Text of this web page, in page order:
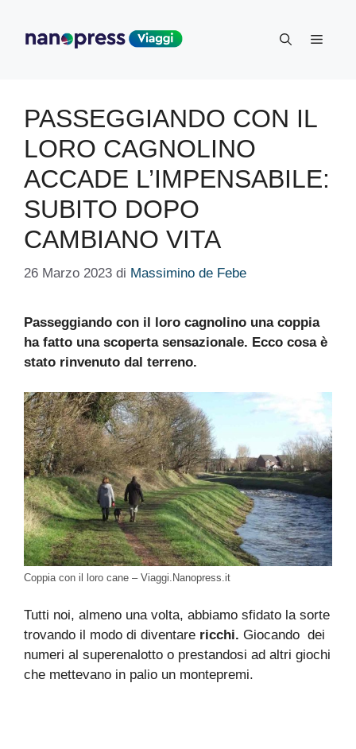
contenuto
Menu
PASSEGGIANDO CON IL
LORO CAGNOLINO
ACCADE L’IMPENSABILE:
SUBITO DOPO
CAMBIANO VITA
26 Marzo 2023 di Massimino de Febe
Passeggiando con il loro cagnolino una coppia
ha fatto una scoperta sensazionale. Ecco cosa è
stato rinvenuto dal terreno.
Coppia con il loro cane – Viaggi.Nanopress.it
Tutti noi, almeno una volta, abbiamo sfidato la sorte
trovando il modo di diventare ricchi. Giocando dei
numeri al superenalotto o prestandosi ad altri giochi
che mettevano in palio un montepremi.